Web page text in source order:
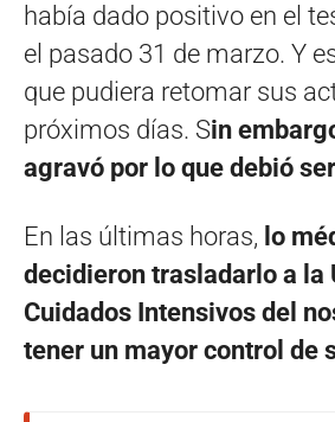
había dado positivo en el
el pasado 31 de marzo. Y
que pudiera retomar sus
próximos días. Sin
agravó por lo que debió
En las últimas horas, lo
decidieron trasladarlo a la
Cuidados Intensivos del
tener un mayor control de